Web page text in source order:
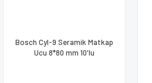
Bosch Cyl-9 Seramik Matkap
Ucu 8*80 mm 10'lu